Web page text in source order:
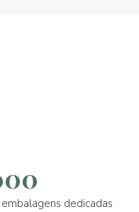
dedicadas